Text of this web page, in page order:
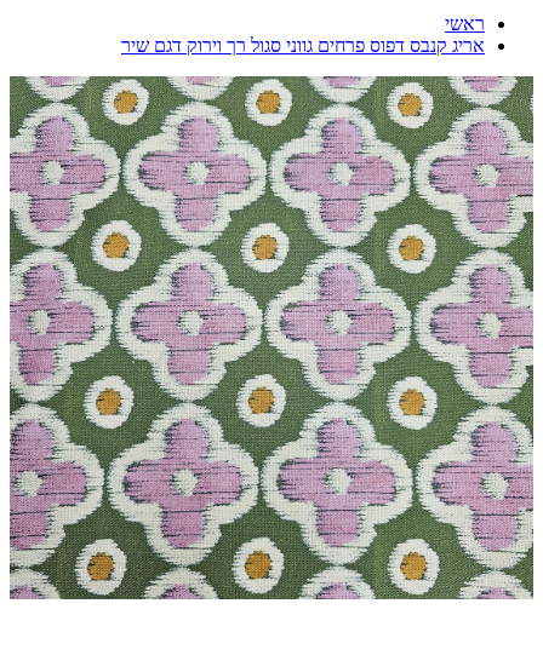
ראשי
אריג קנבס דפוס פרחים גווני סגול רך וירוק דגם שיר